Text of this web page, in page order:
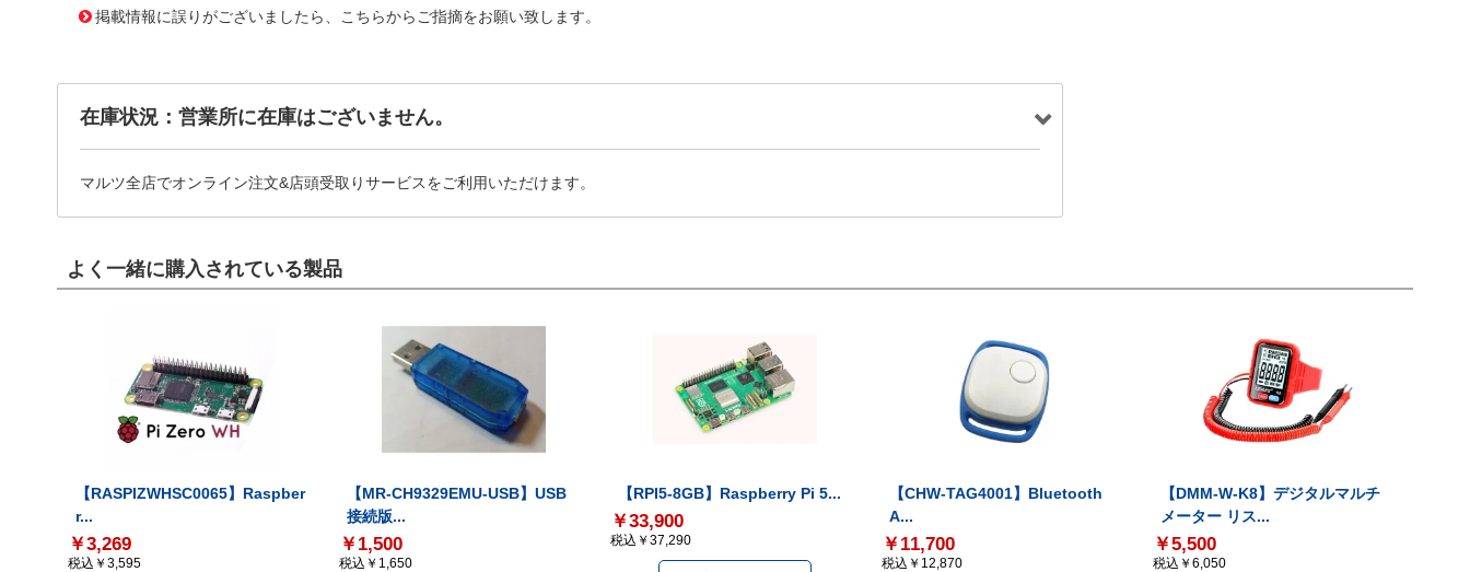
掲載情報に誤りがございましたら、こちらからご指摘をお願い致します。
在庫状況：営業所に在庫はございません。
マルツ全店でオンライン注文&店頭受取りサービスをご利用いただけます。
よく一緒に購入されている製品
【RASPIZWHSC0065】Raspber
r...
￥3,269
税込￥3,595
【MR-CH9329EMU-USB】USB
接続版...
￥1,500
税込￥1,650
【RPI5-8GB】Raspberry Pi 5...
￥33,900
税込￥37,290
【CHW-TAG4001】Bluetooth
A...
￥11,700
税込￥12,870
【DMM-W-K8】デジタルマルチ
メーター リス...
￥5,500
税込￥6,050